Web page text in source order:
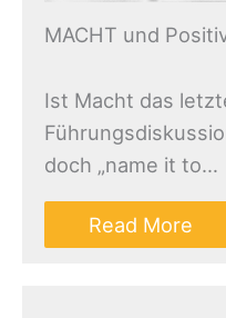
MACHT und
Ist Macht das
doch „name it to…
Read More